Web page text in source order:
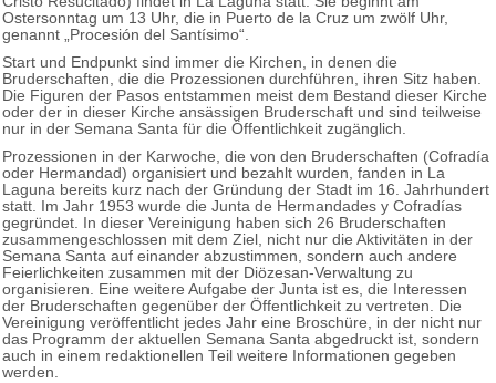
Ostersonntag um 13 Uhr, die in Puerto de la Cruz um zwölf Uhr,
genannt „Procesión del Santísimo“.
Start und Endpunkt sind immer die Kirchen, in denen die
Bruderschaften, die die Prozessionen durchführen, ihren Sitz haben.
Die Figuren der Pasos entstammen meist dem Bestand dieser Kirche
oder der in dieser Kirche ansässigen Bruderschaft und sind teilweise
nur in der Semana Santa für die Öffentlichkeit zugänglich.
Prozessionen in der Karwoche, die von den Bruderschaften (Cofradía
oder Hermandad) organisiert und bezahlt wurden, fanden in La
Laguna bereits kurz nach der Gründung der Stadt im 16. Jahrhundert
statt. Im Jahr 1953 wurde die Junta de Hermandades y Cofradías
gegründet. In dieser Vereinigung haben sich 26 Bruderschaften
zusammengeschlossen mit dem Ziel, nicht nur die Aktivitäten in der
Semana Santa auf einander abzustimmen, sondern auch andere
Feierlichkeiten zusammen mit der Diözesan-Verwaltung zu
organisieren. Eine weitere Aufgabe der Junta ist es, die Interessen
der Bruderschaften gegenüber der Öffentlichkeit zu vertreten. Die
Vereinigung veröffentlicht jedes Jahr eine Broschüre, in der nicht nur
das Programm der aktuellen Semana Santa abgedruckt ist, sondern
auch in einem redaktionellen Teil weitere Informationen gegeben
werden.